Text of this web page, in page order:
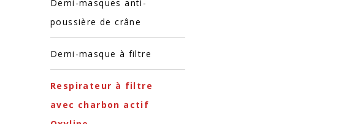
Demi-masques anti-
poussière de crâne
Demi-masque à filtre
Respirateur à filtre
avec charbon actif